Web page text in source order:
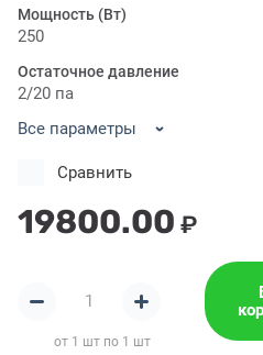
Мощность (Вт)
250
Остаточное давление
2/20 па
Все параметры
19800.00 ₽
Сравнить
от 1 шт по 1 шт